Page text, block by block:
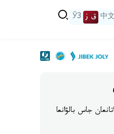
中文 ق ز ЎЗ
جاس بالۋانعا